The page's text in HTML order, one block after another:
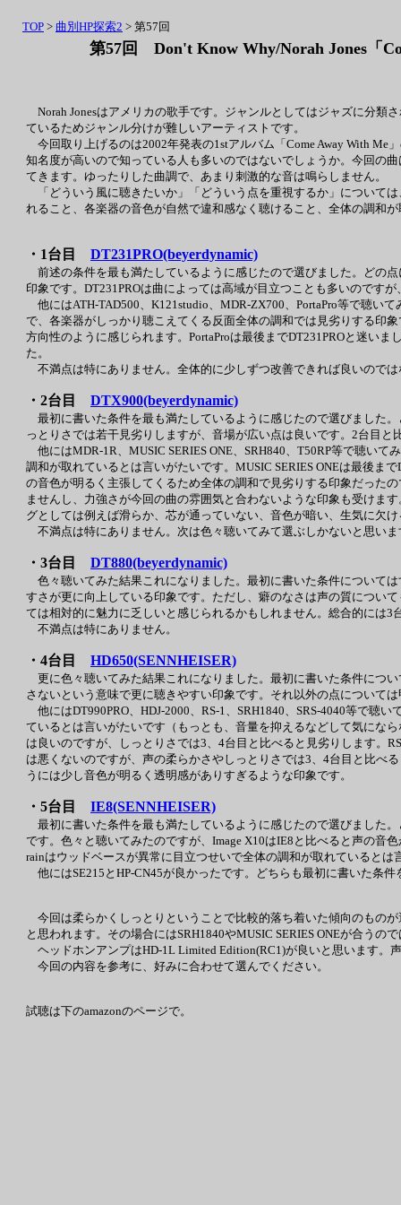
第57回 Don't Know Why/Norah Jones「
Norah Jonesはアメリカの歌手です。ジャンルとしてはジャズに分類
ているためジャンル分けが難しいアーティストです。
今回取り上げるのは2002年発表の1stアルバム「Come Away With
知名度が高いので知っている人も多いのではないでしょうか。今回の
てきます。ゆったりした曲調で、あまり刺激的な音は鳴らしません。
「どういう風に聴きたいか」「どういう点を重視するか」について
れること、各楽器の音色が自然で違和感なく聴けること、全体の調和
・1台目 DT231PRO(beyerdynamic)
前述の条件を最も満たしているように感じたので選びました。どの
印象です。DT231PROは曲によっては高域が目立つことも多いのです
他にはATH-TAD500、K121studio、MDR-ZX700、PortaPro等で聴い
で、各楽器がしっかり聴こえてくる反面全体の調和では見劣りする印
方向性のように感じられます。PortaProは最後までDT231PROと迷い
た。
不満点は特にありません。全体的に少しずつ改善できれば良いので
・2台目 DTX900(beyerdynamic)
最初に書いた条件を最も満たしているように感じたので選びました
っとりさでは若干見劣りしますが、音場が広い点は良いです。2台目
他にはMDR-1R、MUSIC SERIES ONE、SRH840、T50RP等で聴い
調和が取れているとは言いがたいです。MUSIC SERIES ONEは最後ま
の音色が明るく主張してくるため全体の調和で見劣りする印象だった
ませんし、力強さが今回の曲の雰囲気と合わないような印象も受けま
グとしては例えば滑らか、芯が通っていない、音色が暗い、生気に欠
不満点は特にありません。次は色々聴いてみて選ぶしかないと思いま
・3台目 DT880(beyerdynamic)
色々聴いてみた結果これになりました。最初に書いた条件について
すさが更に向上している印象です。ただし、癖のなさは声の質につい
ては相対的に魅力に乏しいと感じられるかもしれません。総合的には3
不満点は特にありません。
・4台目 HD650(SENNHEISER)
更に色々聴いてみた結果これになりました。最初に書いた条件につ
さないという意味で更に聴きやすい印象です。それ以外の点について
他にはDT990PRO、HDJ-2000、RS-1、SRH1840、SRS-4040等で聴
ているとは言いがたいです（もっとも、音量を抑えるなどして気にな
は良いのですが、しっとりさでは3、4台目と比べると見劣りします。
は悪くないのですが、声の柔らかさやしっとりさでは3、4台目と比べ
うには少し音色が明るく透明感がありすぎるような印象です。
・5台目 IE8(SENNHEISER)
最初に書いた条件を最も満たしているように感じたので選びました
です。色々と聴いてみたのですが、Image X10はIE8と比べると声の音
rainはウッドベースが異常に目立つせいで全体の調和が取れているとは
他にはSE215とHP-CN45が良かったです。どちらも最初に書いた条
今回は柔らかくしっとりということで比較的落ち着いた傾向のもの
と思われます。その場合にはSRH1840やMUSIC SERIES ONEが合うの
ヘッドホンアンプはHD-1L Limited Edition(RC1)が良いと思います。
今回の内容を参考に、好みに合わせて選んでください。
試聴は下のamazonのページで。
TOP > 曲別HP探索2 > 第57回